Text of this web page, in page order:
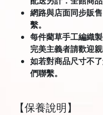
網路與店面同步販
繫。
每件藺草手工編織
完美主義者請歡迎親
如若對商品尺寸不
們聯繫。
【保養說明】